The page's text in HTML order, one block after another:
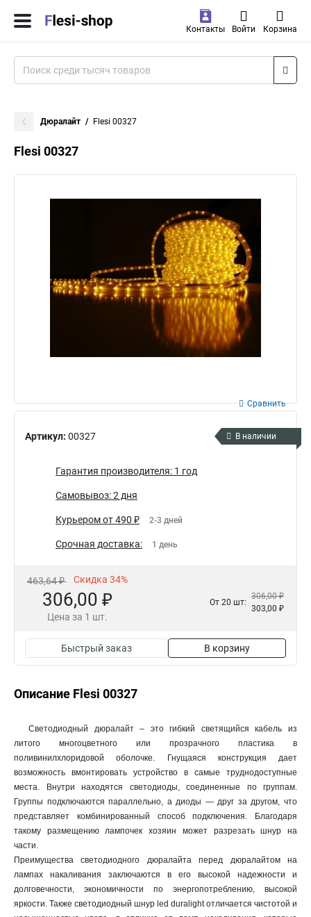
Контакты Войти Корзина
Дюралайт Flesi 00327
Flesi 00327
Артикул: 00327
Сравнить
В наличии
Гарантия производителя: 1 год
Самовывоз: 2 дня
Курьером от 490 ₽ 2-3 дней
Срочная доставка: 1 день
463,64 ₽ Скидка 34%
306,00 ₽
Цена за 1 шт.
От 20 шт:
306,00 ₽
303,00 ₽
Быстрый заказ В корзину
Описание Flesi 00327
Светодиодный дюралайт – это гибкий светящийся кабель из
литого многоцветного или прозрачного пластика в
поливинилхлоридовой оболочке. Гнущаяся конструкция дает
возможность вмонтировать устройство в самые труднодоступные
места. Внутри находятся светодиоды, соединенные по группам.
Группы подключаются параллельно, а диоды — друг за другом, что
представляет комбинированный способ подключения. Благодаря
такому размещению лампочек хозяин может разрезать шнур на
части.
Преимущества светодиодного дюралайта перед дюралайтом на
лампах накаливания заключаются в его высокой надежности и
долговечности, экономичности по энергопотреблению, высокой
яркости. Также светодиодный шнур led duralight отличается чистотой и